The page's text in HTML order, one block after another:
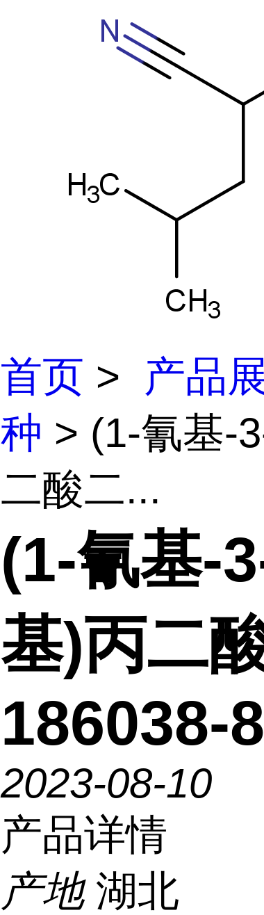
首页 > 产品
种 > (1-氰基-
二酸二...
(1-氰基-
基)丙二
186038-
2023-08-10
产品详情
产地 湖北